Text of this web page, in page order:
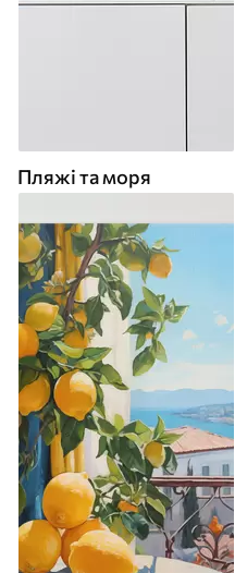
Пляжі та моря